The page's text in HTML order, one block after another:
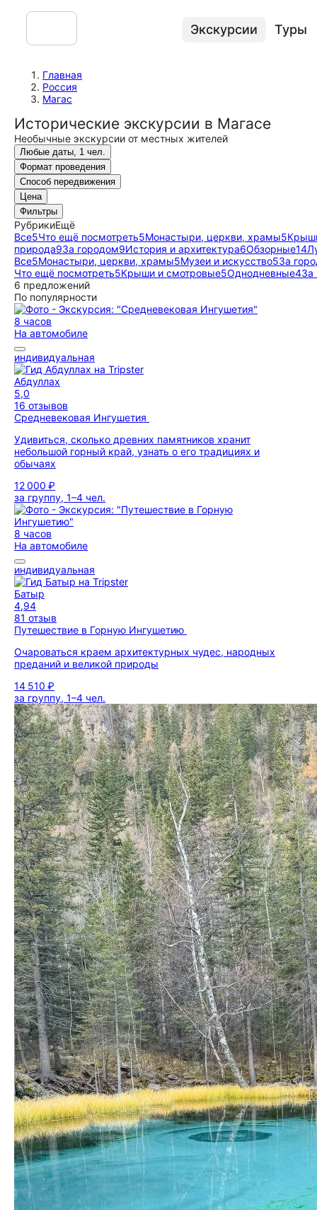
Экскурсии Туры
Главная
Россия
Магас
Исторические экскурсии в Магасе
Необычные экскурсии от местных жителей
Любые даты, 1 чел.
Формат проведения
Способ передвижения
Цена
Фильтры
РубрикиЕщё
Все5Что ещё посмотреть5Монастыри, церкви, храмы5
природа9За городом9История и архитектура6Обзорные14
Все5Монастыри, церкви, храмы5Музеи и искусство5За
Что ещё посмотреть5Крыши и смотровые5Однодневные4За
6 предложений
По популярности
8 часов
На автомобиле
индивидуальная
Абдуллах
5,0
16 отзывов
Средневековая Ингушетия
Удивиться, сколько древних памятников хранит
небольшой горный край, узнать о его традициях и
обычаях
12 000 ₽
за группу, 1–4 чел.
8 часов
На автомобиле
индивидуальная
Батыр
4,94
81 отзыв
Путешествие в Горную Ингушетию
Очароваться краем архитектурных чудес, народных
преданий и великой природы
14 510 ₽
за группу, 1–4 чел.